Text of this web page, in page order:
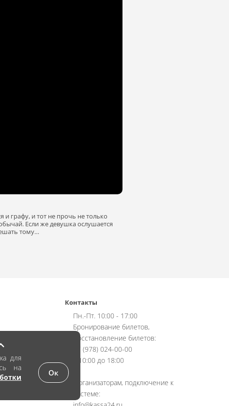
графу, и тот не прочь не только
Если же девушка ослушается
тому…
данных
Контакты
Пн.-Пт. 10:00 - 17:00
Бронирование билетов,
Восстановление билетов:
+7 (978) 024-00-00
с 10:00 до 18:00
Организаторам, подключение к
системе:
для
на
Ок